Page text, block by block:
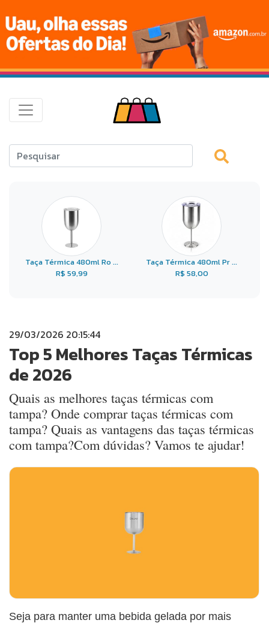
Taça Térmica 480ml Ro ...
R$ 59,99
Taça Térmica 480ml Pr ...
R$ 58,00
29/03/2026 20:15:44
Top 5 Melhores Taças Térmicas
de 2026
Quais as melhores taças térmicas com
tampa? Onde comprar taças térmicas com
tampa? Quais as vantagens das taças térmicas
com tampa?Com dúvidas? Vamos te ajudar!
Seja para manter uma bebida gelada por mais